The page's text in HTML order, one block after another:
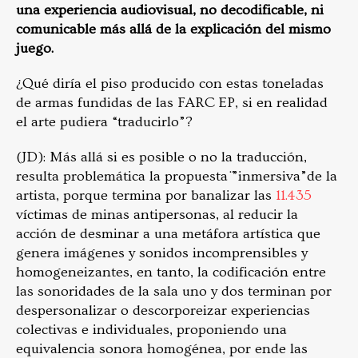
una experiencia audiovisual, no decodificable, ni
comunicable más allá de la explicación del mismo
juego.
¿Qué diría el piso producido con estas toneladas
de armas fundidas de las FARC EP, si en realidad
el arte pudiera “traducirlo”?
(JD): Más allá si es posible o no la traducción,
resulta problemática la propuesta ̈”inmersiva”de la
artista, porque termina por banalizar las 11.435
víctimas de minas antipersonas, al reducir la
acción de desminar a una metáfora artística que
genera imágenes y sonidos incomprensibles y
homogeneizantes, en tanto, la codificación entre
las sonoridades de la sala uno y dos terminan por
despersonalizar o descorporeizar experiencias
colectivas e individuales, proponiendo una
equivalencia sonora homogénea, por ende las